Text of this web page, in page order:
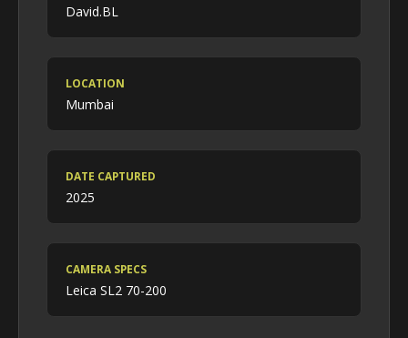
David.BL
LOCATION
Mumbai
DATE CAPTURED
2025
CAMERA SPECS
Leica SL2 70-200